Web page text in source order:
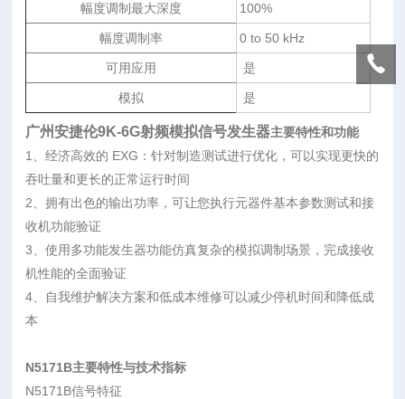
幅度调制最大深度 100%
幅度调制率 0 to 50 kHz
可用应用 是
模拟 是
广州安捷伦9K-6G射频模拟信号发生器主要特性和功能
1、经济高效的 EXG：针对制造测试进行优化，可以实现更快的
吞吐量和更长的正常运行时间
2、拥有出色的输出功率，可让您执行元器件基本参数测试和接
收机功能验证
3、使用多功能发生器功能仿真复杂的模拟调制场景，完成接收
机性能的全面验证
4、自我维护解决方案和低成本维修可以减少停机时间和降低成
本
N5171B主要特性与技术指标
N5171B信号特征